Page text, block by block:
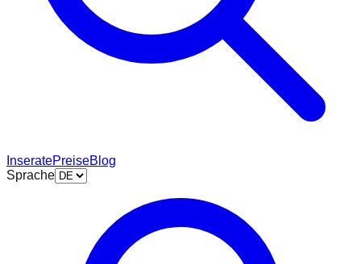
InseratePreiseBlog
Sprache